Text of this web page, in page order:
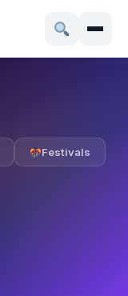
Festivals